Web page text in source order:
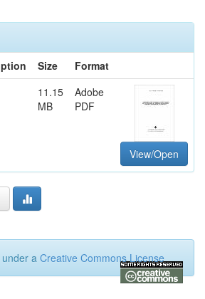
Size
Format
11.15
MB
Adobe
PDF
View/Open
a Creative Commons License